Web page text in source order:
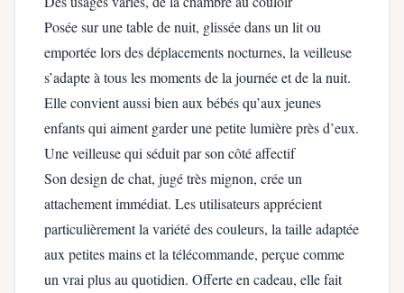
Posée sur une table de nuit, glissée dans un lit ou
emportée lors des déplacements nocturnes, la veilleuse
s’adapte à tous les moments de la journée et de la nuit.
Elle convient aussi bien aux bébés qu’aux jeunes
enfants qui aiment garder une petite lumière près d’eux.
Une veilleuse qui séduit par son côté affectif
Son design de chat, jugé très mignon, crée un
attachement immédiat. Les utilisateurs apprécient
particulièrement la variété des couleurs, la taille adaptée
aux petites mains et la télécommande, perçue comme
un vrai plus au quotidien. Offerte en cadeau, elle fait